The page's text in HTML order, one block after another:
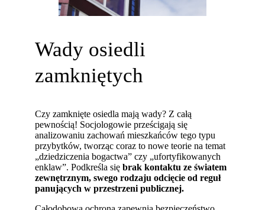
Wady osiedli
zamkniętych
Czy zamknięte osiedla mają wady? Z całą
pewnością! Socjologowie prześcigają się
analizowaniu zachowań mieszkańców tego typu
przybytków, tworząc coraz to nowe teorie na temat
„dziedziczenia bogactwa” czy „ufortyfikowanych
enklaw”. Podkreśla siębrak kontaktu ze światem
zewnętrznym, swego rodzaju odcięcie od reguł
panujących w przestrzeni publicznej.